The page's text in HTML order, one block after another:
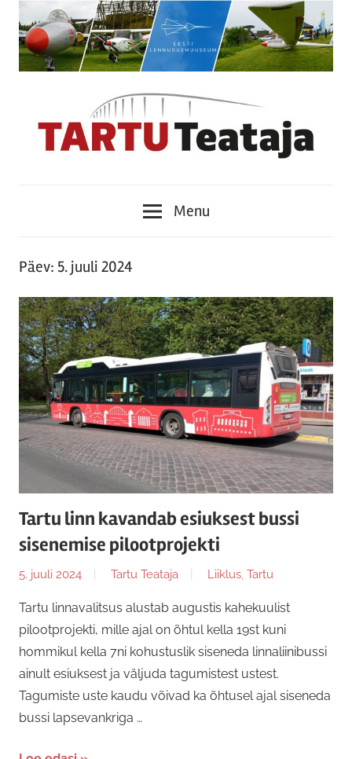
content
Menu
Päev: 5. juuli 2024
Tartu linn kavandab esiuksest bussi
sisenemise pilootprojekti
5. juuli 2024 Tartu Teataja Liiklus Tartu
Tartu linnavalitsus alustab augustis kahekuulist
pilootprojekti, mille ajal on õhtul kella 19st kuni
hommikul kella 7ni kohustuslik siseneda linnaliinibussi
ainult esiuksest ja väljuda tagumistest ustest.
Tagumiste uste kaudu võivad ka õhtusel ajal siseneda
bussi lapsevankriga …